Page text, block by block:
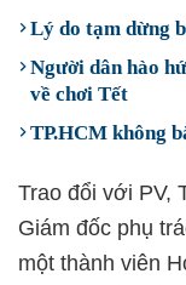
Lý do tạm dừng
Người dân hào
về chơi Tết
TP.HCM không
Trao đổi với PV,
Giám đốc phụ
một thành viên